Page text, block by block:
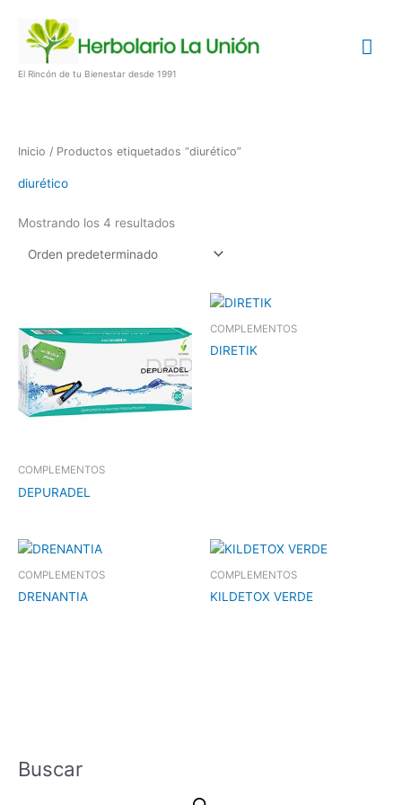
contenido
El Rincón de tu Bienestar desde 1991
Buscar
Inicio / Productos etiquetados “diurético”
diurético
Mostrando los 4 resultados
COMPLEMENTOS
DEPURADEL
COMPLEMENTOS
DIRETIK
COMPLEMENTOS
DRENANTIA
COMPLEMENTOS
KILDETOX VERDE